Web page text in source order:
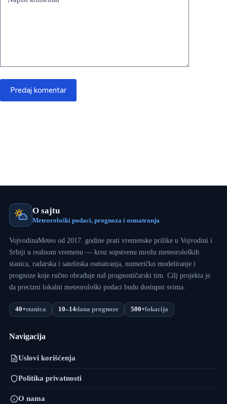
Predaj komentar
O sajtu
Meteorološki podaci, prognoza i osmatranja
VojvodinaMeteo od 2017. godine prati vremenske prilike u Vojvodini i
Srbiji u realnom vremenu — kroz sopstvenu mrežu meteoroloških
stanica, radarska i satelitska osmatranja, numeričko modeliranje i
prognoze koje ručno obrađuje naš prognostičarski tim. Cilj projekta je
da precizni lokalni meteorološki podaci budu dostupni svima.
40+stanica 10–14dana prognoze 500+lokacija
Navigacija
Uslovi korišćenja
Politika privatnosti
O nama